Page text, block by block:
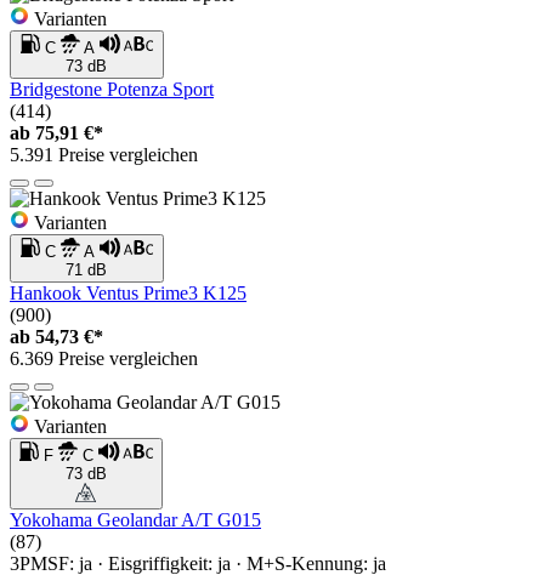
Varianten
C
A
73 dB
Bridgestone Potenza Sport
(414)
ab 75,91 €*
5.391 Preise vergleichen
Varianten
C
A
71 dB
Hankook Ventus Prime3 K125
(900)
ab 54,73 €*
6.369 Preise vergleichen
Varianten
F
C
73 dB
Yokohama Geolandar A/T G015
(87)
3PMSF: ja · Eisgriffigkeit: ja · M+S-Kennung: ja